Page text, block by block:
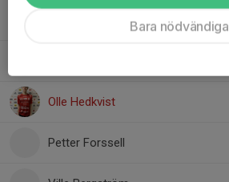
Nawroz Ali Ahmadi
Olle Hedkvist
Petter Forssell
Bara nödvändiga